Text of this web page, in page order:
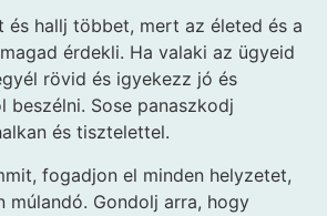
és hallj többet, mert az életed és a
érdekli. Ha valaki az ügyeid
rövid és igyekezz jó és
beszélni. Sose panaszkodj
és tisztelettel.
fogadjon el minden helyzetet,
múlandó. Gondolj arra, hogy